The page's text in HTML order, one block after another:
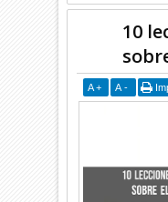
10
A + A -